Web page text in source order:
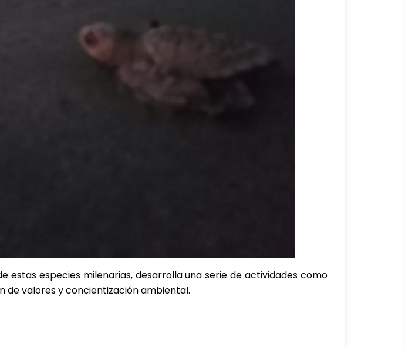
estas especies milenarias, desarrolla una serie de actividades como
de valores y concientización ambiental.